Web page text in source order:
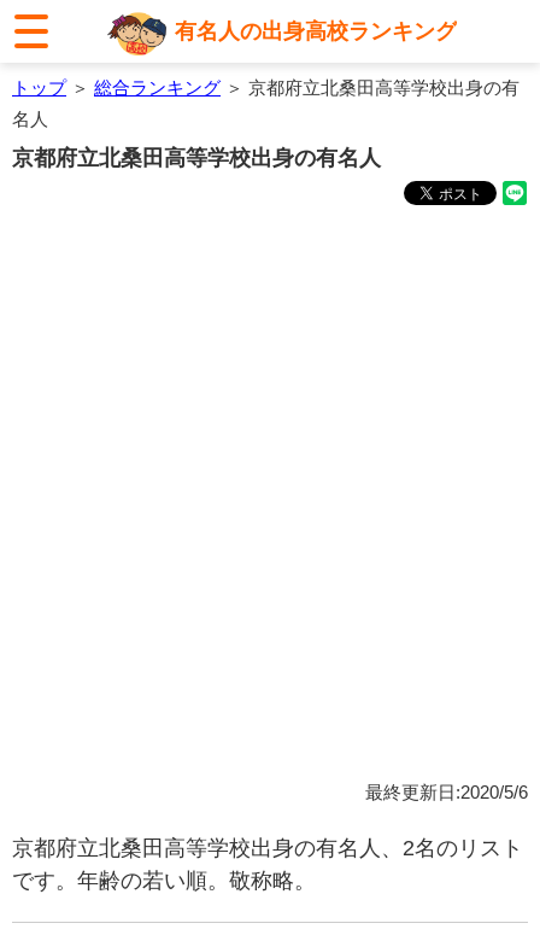
有名人の出身高校ランキング
トップ＞ 総合ランキング ＞ 京都府立北桑田高等学校出身の有
名人
京都府立北桑田高等学校出身の有名人
最終更新日:2020/5/6
京都府立北桑田高等学校出身の有名人、2名のリスト
です。年齢の若い順。敬称略。